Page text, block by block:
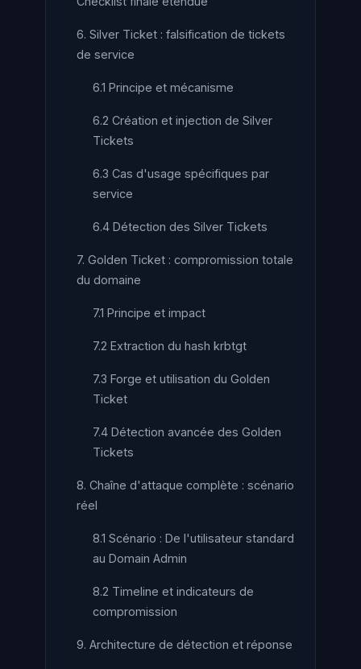
6. Silver Ticket : falsification de tickets
de service
6.1 Principe et mécanisme
6.2 Création et injection de Silver
Tickets
6.3 Cas d'usage spécifiques par
service
6.4 Détection des Silver Tickets
7. Golden Ticket : compromission totale
du domaine
7.1 Principe et impact
7.2 Extraction du hash krbtgt
7.3 Forge et utilisation du Golden
Ticket
7.4 Détection avancée des Golden
Tickets
8. Chaîne d'attaque complète : scénario
réel
8.1 Scénario : De l'utilisateur standard
au Domain Admin
8.2 Timeline et indicateurs de
compromission
9. Architecture de détection et réponse